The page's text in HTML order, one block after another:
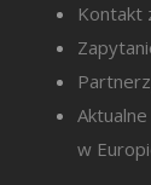
Kontakt
w